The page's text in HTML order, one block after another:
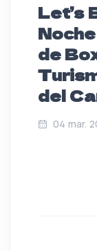
Let’s
de
del
04 mar.